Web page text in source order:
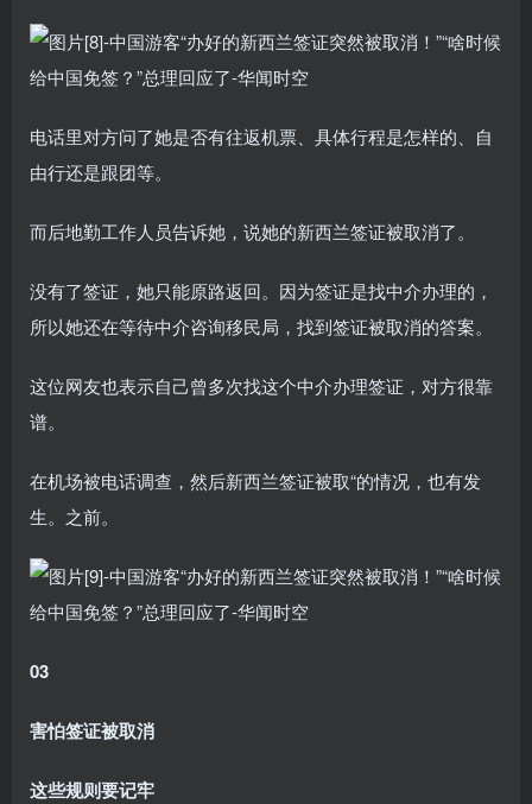
电话里对方问了她是否有往返机票、具体行程是怎样的、自
由行还是跟团等。
而后地勤工作人员告诉她，说她的新西兰签证被取消了。
没有了签证，她只能原路返回。因为签证是找中介办理的，
所以她还在等待中介咨询移民局，找到签证被取消的答案。
这位网友也表示自己曾多次找这个中介办理签证，对方很靠
谱。
在机场被电话调查，然后新西兰签证被取“的情况，也有发
生。之前。
03
害怕签证被取消
这些规则要记牢